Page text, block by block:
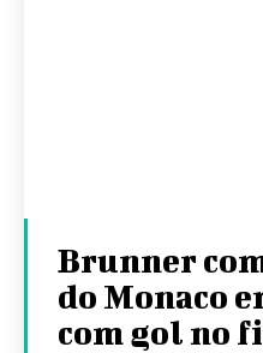
Brunner
do Monaco
com gol no